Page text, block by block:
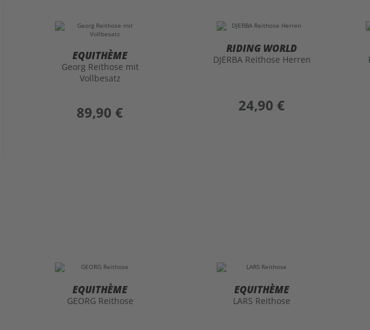
EQUITHÈME
Georg Reithose mit
Vollbesatz
preis
89,90 €
RIDING WORLD
DJERBA Reithose Herren
preis
24,90 €
EQUITHÈME
GEORG Reithose
EQUITHÈME
LARS Reithose